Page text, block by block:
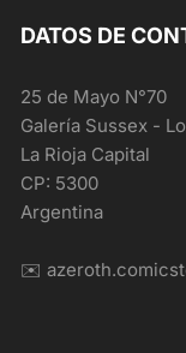
DATOS DE
25 de Mayo N°70
Galería Sussex -
La Rioja Capital
CP: 5300
Argentina
✉️